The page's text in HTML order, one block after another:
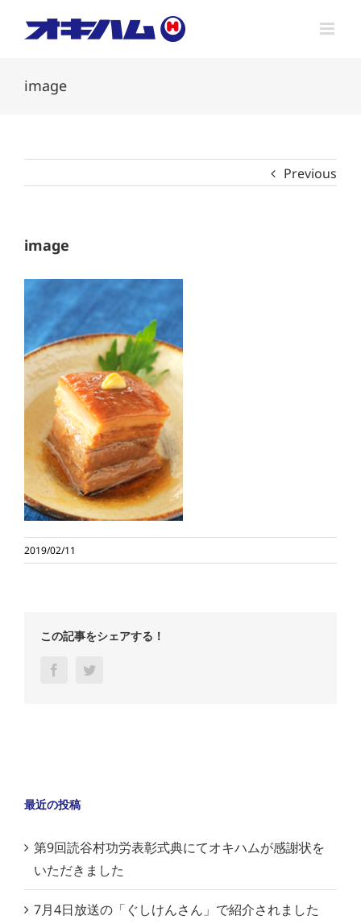
image
Previous
image
2019/02/11
この記事をシェアする！
Facebook
最近の投稿
第9回読谷村功労表彰式典にてオキハムが感謝状を
いただきました
7月4日放送の「ぐしけんさん」で紹介されました